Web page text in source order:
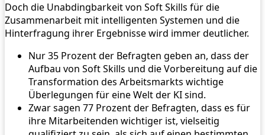
Doch die Unabdingbarkeit von Soft Skills für die
Zusammenarbeit mit intelligenten Systemen und die
Hinterfragung ihrer Ergebnisse wird immer deutlicher.
Nur 35 Prozent der Befragten geben an, dass der
Aufbau von Soft Skills und die Vorbereitung auf die
Transformation des Arbeitsmarkts wichtige
Überlegungen für eine Welt der KI sind.
Zwar sagen 77 Prozent der Befragten, dass es für
ihre Mitarbeitenden wichtiger ist, vielseitig